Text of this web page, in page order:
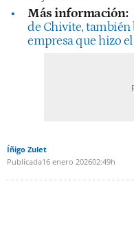
Más información:
de Chivite, también
empresa que hizo
Íñigo Zulet
Publicada16 enero 202602:49h